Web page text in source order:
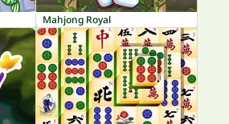
Mahjong Royal